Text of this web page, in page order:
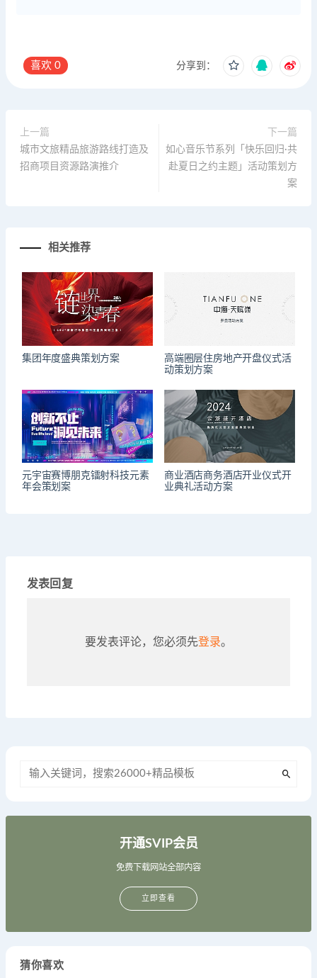
喜欢 0 分享到：
上一篇
城市文旅精品旅游路线打造及
招商项目资源路演推介
下一篇
如心音乐节系列「快乐回归·共
赴夏日之约主题」活动策划方
案
相关推荐
集团年度盛典策划方案
高端圈层住房地产开盘仪式活
动策划方案
元宇宙赛博朋克镭射科技元素
年会策划案
商业酒店商务酒店开业仪式开
业典礼活动方案
发表回复
要发表评论，您必须先登录。
开通SVIP会员
免费下载网站全部内容
立即查看
猜你喜欢